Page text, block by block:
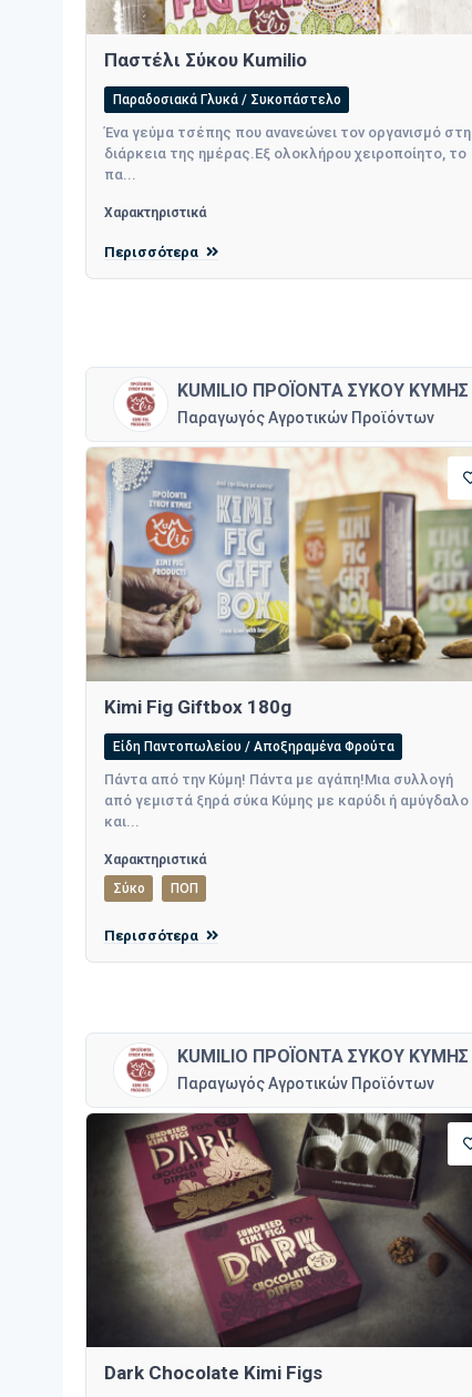
Παστέλι Σύκου Kumilio
Παραδοσιακά Γλυκά / Συκοπάστελο
Ένα γεύμα τσέπης που ανανεώνει τον οργανισμό στη
διάρκεια της ημέρας.Εξ ολοκλήρου χειροποίητο, το
πα...
Χαρακτηριστικά
Περισσότερα
KUMILIO ΠΡΟΪΟΝΤΑ ΣΥΚΟΥ ΚΥΜΗΣ
Παραγωγός Αγροτικών Προϊόντων
Kimi Fig Giftbox 180g
Είδη Παντοπωλείου / Αποξηραμένα Φρούτα
Πάντα από την Κύμη! Πάντα με αγάπη!Μια συλλογή
από γεμιστά ξηρά σύκα Κύμης με καρύδι ή αμύγδαλο
και...
Χαρακτηριστικά
Σύκο
ΠΟΠ
Περισσότερα
KUMILIO ΠΡΟΪΟΝΤΑ ΣΥΚΟΥ ΚΥΜΗΣ
Παραγωγός Αγροτικών Προϊόντων
Dark Chocolate Kimi Figs